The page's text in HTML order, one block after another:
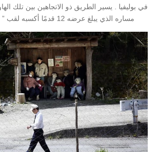
في بوليفيا . يسير الطريق ذو الاتجاهين بين تلك
مساره الذي يبلغ عرضه 12 قدمًا أكسبه لقب ” طريق الموت “.